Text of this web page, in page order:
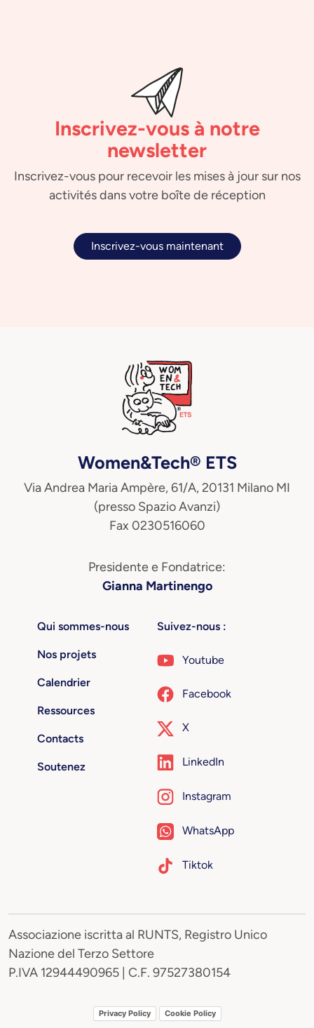
Inscrivez-vous à notre
newsletter
Inscrivez-vous pour recevoir les mises à jour sur nos
activités dans votre boîte de réception
Inscrivez-vous maintenant
Women&Tech® ETS
Via Andrea Maria Ampère, 61/A, 20131 Milano MI
(presso Spazio Avanzi)
Fax 0230516060
Presidente e Fondatrice:
Gianna Martinengo
Qui sommes-nous
Nos projets
Calendrier
Ressources
Contacts
Soutenez
Suivez-nous :
Youtube
Facebook
X
LinkedIn
Instagram
WhatsApp
Tiktok
Associazione iscritta al RUNTS, Registro Unico
Nazione del Terzo Settore
P.IVA 12944490965 | C.F. 97527380154
Privacy Policy Cookie Policy